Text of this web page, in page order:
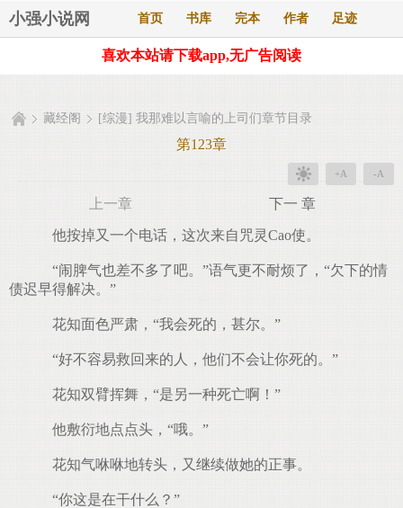
小强小说网 首页 书库 完本 作者 足迹
喜欢本站请下载app,无广告阅读
藏经阁 [综漫] 我那难以言喻的上司们章节目录
第123章
+A -A
上一章 下一 章
他按掉又一个电话，这次来自咒灵Cao使。
“闹脾气也差不多了吧。”语气更不耐烦了，“欠下的情
债迟早得解决。”
花知面色严肃，“我会死的，甚尔。”
“好不容易救回来的人，他们不会让你死的。”
花知双臂挥舞，“是另一种死亡啊！”
他敷衍地点点头，“哦。”
花知气咻咻地转头，又继续做她的正事。
“你这是在干什么？”